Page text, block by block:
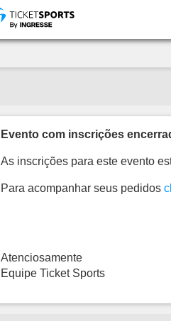
Evento com inscrições
As inscrições para este evento
Para acompanhar seus pedidos
Atenciosamente
Equipe Ticket Sports